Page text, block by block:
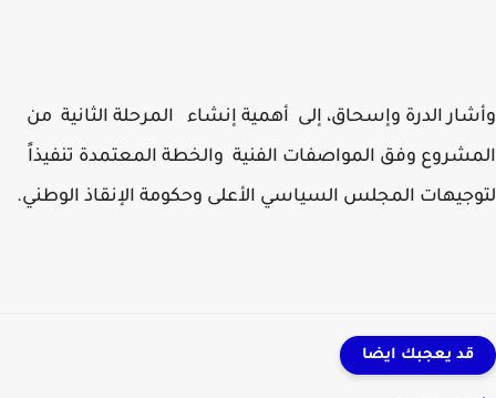
الدرة وإسحاق، إلى أهمية إنشاء المرحلة الثانية من
وفق المواصفات الفنية والخطة المعتمدة تنفيذاً
المجلس السياسي الأعلى وحكومة الإنقاذ الوطني.
قد يعجبك ايضا